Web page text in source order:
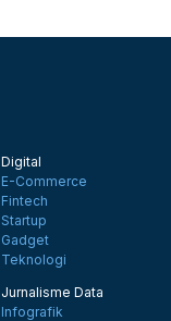
Digital
E-Commerce
Fintech
Startup
Gadget
Teknologi
Jurnalisme Data
Infografik